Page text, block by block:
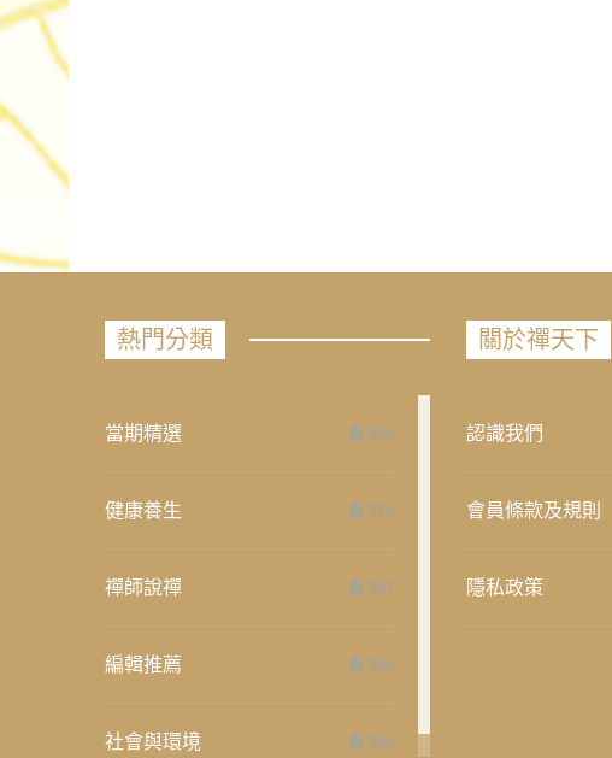
熱門分類
當期精選 658
健康養生 276
禪師說禪 267
編輯推薦 236
社會與環境 235
關於禪天下
認識我們
會員條款及規則
隱私政策